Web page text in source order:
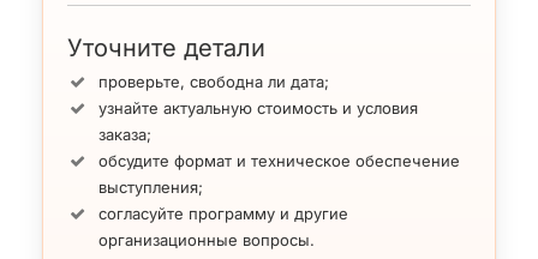
Уточните детали
проверьте, свободна ли дата;
узнайте актуальную стоимость и условия
заказа;
обсудите формат и техническое обеспечение
выступления;
согласуйте программу и другие
организационные вопросы.